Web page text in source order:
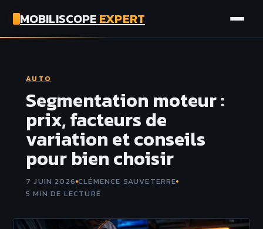
MOBILISCOPEEXPERT
ASSURANCE
AUTO
Segmentation moteur :
prix, facteurs de
variation et conseils
pour bien choisir
7 JUIN 2026·CLÉMENCE SAUVETERRE·
5 MIN DE LECTURE